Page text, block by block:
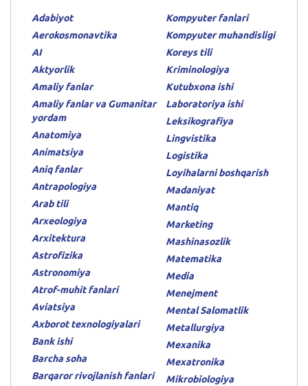
Adabiyot
Aerokosmonavtika
AI
Aktyorlik
Amaliy fanlar
Amaliy fanlar va Gumanitar
yordam
Anatomiya
Animatsiya
Aniq fanlar
Antrapologiya
Arab tili
Arxeologiya
Arxitektura
Astrofizika
Astronomiya
Atrof-muhit fanlari
Aviatsiya
Axborot texnologiyalari
Bank ishi
Barcha soha
Barqaror rivojlanish fanlari
Kompyuter fanlari
Kompyuter muhandisligi
Koreys tili
Kriminologiya
Kutubxona ishi
Laboratoriya ishi
Leksikografiya
Lingvistika
Logistika
Loyihalarni boshqarish
Madaniyat
Mantiq
Marketing
Mashinasozlik
Matematika
Media
Menejment
Mental Salomatlik
Metallurgiya
Mexanika
Mexatronika
Mikrobiologiya